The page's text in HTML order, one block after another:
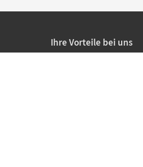
Ihre Vorteile bei uns
Persönliche Angebote
Sicheres Einkaufen
Schnelle und